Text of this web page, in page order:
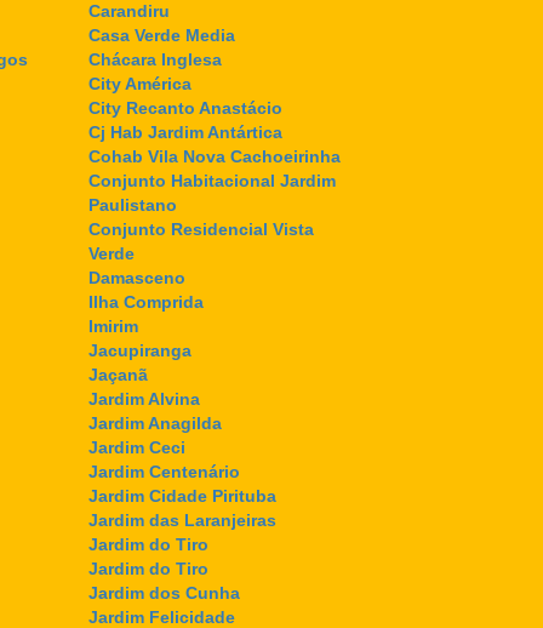
Carandiru
Casa Verde Media
Chácara Inglesa
City América
City Recanto Anastácio
Cj Hab Jardim Antártica
Cohab Vila Nova Cachoeirinha
Conjunto Habitacional Jardim
Paulistano
Conjunto Residencial Vista
Verde
Damasceno
Ilha Comprida
Imirim
Jacupiranga
Jaçanã
Jardim Alvina
Jardim Anagilda
Jardim Ceci
Jardim Centenário
Jardim Cidade Pirituba
Jardim das Laranjeiras
Jardim do Tiro
Jardim do Tiro
Jardim dos Cunha
Jardim Felicidade